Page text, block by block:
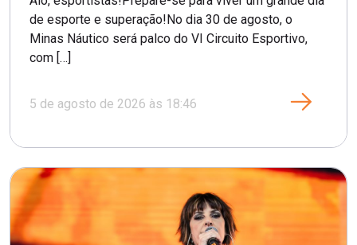
de esporte e superação!No dia 30 de agosto, o
Minas Náutico será palco do VI Circuito Esportivo,
com […]
5 de agosto de 2026 às 18:46